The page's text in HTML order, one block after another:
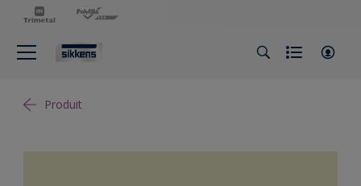
Produit